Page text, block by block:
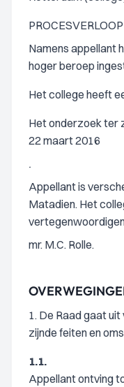
PROCESVERLOOP
Namens appellant
hoger beroep
Het college heeft
Het onderzoek ter
22 maart 2016
.
Appellant is
Matadien. Het
mr. M.C. Rolle.
1. De Raad gaat
zijnde feiten en
1.1.
Appellant ontving